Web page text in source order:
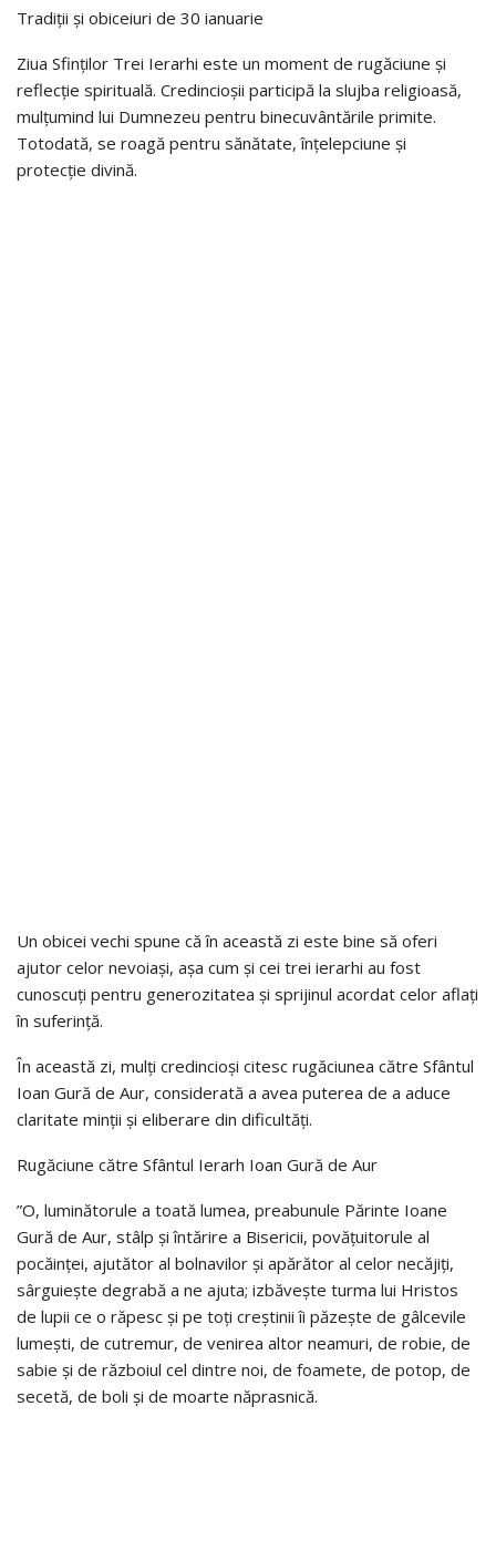
Tradiții și obiceiuri de 30 ianuarie
Ziua Sfinților Trei Ierarhi este un moment de rugăciune și
reflecție spirituală. Credincioșii participă la slujba religioasă,
mulțumind lui Dumnezeu pentru binecuvântările primite.
Totodată, se roagă pentru sănătate, înțelepciune și
protecție divină.
Un obicei vechi spune că în această zi este bine să oferi
ajutor celor nevoiași, așa cum și cei trei ierarhi au fost
cunoscuți pentru generozitatea și sprijinul acordat celor aflați
în suferință.
În această zi, mulți credincioși citesc rugăciunea către Sfântul
Ioan Gură de Aur, considerată a avea puterea de a aduce
claritate minții și eliberare din dificultăți.
Rugăciune către Sfântul Ierarh Ioan Gură de Aur
”O, luminătorule a toată lumea, prea­bunule Părinte Ioane
Gură de Aur, stâlp și întărire a Bisericii, povățuitorule al
pocăinței, ajutător al bolnavilor și apărător al celor ne­căjiți,
sârguiește degrabă a ne ajuta; izbă­vește turma lui Hristos
de lupii ce o ră­pesc și pe toți creștinii îi păzește de gâlcevile
lumești, de cutremur, de venirea altor nea­muri, de robie, de
sabie și de războiul cel dintre noi, de foamete, de potop, de
secetă, de boli și de moarte năprasnică.